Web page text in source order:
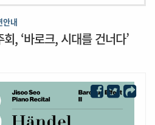
안내
, ‘바로크, 시대를 건너다’